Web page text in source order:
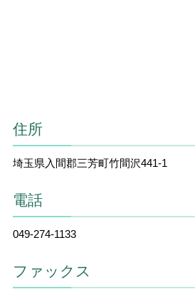
住所
埼玉県入間郡三芳町竹間沢441-1
電話
049-274-1133
ファックス